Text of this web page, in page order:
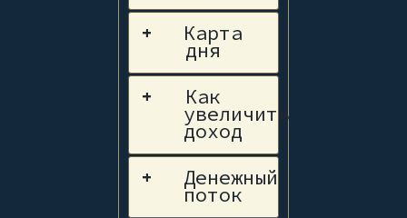
+ Карта
дня
+ Как
увеличить
доход
+ Денежный
поток